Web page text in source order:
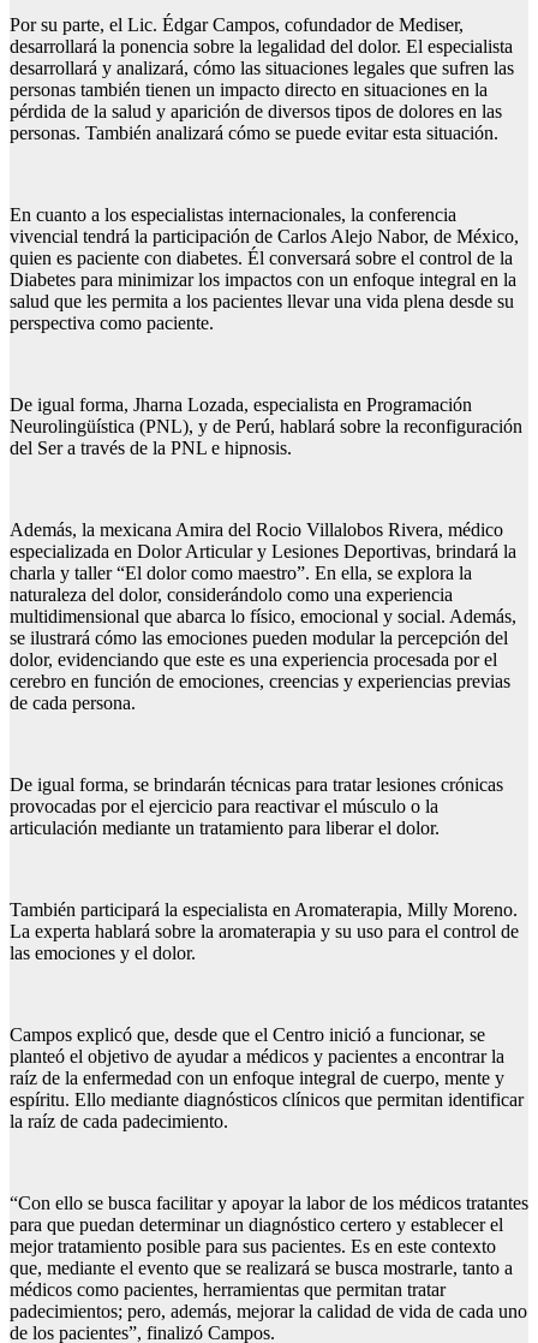
Por su parte, el Lic. Édgar Campos, cofundador de Mediser,
desarrollará la ponencia sobre la legalidad del dolor. El especialista
desarrollará y analizará, cómo las situaciones legales que sufren las
personas también tienen un impacto directo en situaciones en la
pérdida de la salud y aparición de diversos tipos de dolores en las
personas. También analizará cómo se puede evitar esta situación.
En cuanto a los especialistas internacionales, la conferencia
vivencial tendrá la participación de Carlos Alejo Nabor, de México,
quien es paciente con diabetes. Él conversará sobre el control de la
Diabetes para minimizar los impactos con un enfoque integral en la
salud que les permita a los pacientes llevar una vida plena desde su
perspectiva como paciente.
De igual forma, Jharna Lozada, especialista en Programación
Neurolingüística (PNL), y de Perú, hablará sobre la reconfiguración
del Ser a través de la PNL e hipnosis.
Además, la mexicana Amira del Rocio Villalobos Rivera, médico
especializada en Dolor Articular y Lesiones Deportivas, brindará la
charla y taller “El dolor como maestro”. En ella, se explora la
naturaleza del dolor, considerándolo como una experiencia
multidimensional que abarca lo físico, emocional y social. Además,
se ilustrará cómo las emociones pueden modular la percepción del
dolor, evidenciando que este es una experiencia procesada por el
cerebro en función de emociones, creencias y experiencias previas
de cada persona.
De igual forma, se brindarán técnicas para tratar lesiones crónicas
provocadas por el ejercicio para reactivar el músculo o la
articulación mediante un tratamiento para liberar el dolor.
También participará la especialista en Aromaterapia, Milly Moreno.
La experta hablará sobre la aromaterapia y su uso para el control de
las emociones y el dolor.
Campos explicó que, desde que el Centro inició a funcionar, se
planteó el objetivo de ayudar a médicos y pacientes a encontrar la
raíz de la enfermedad con un enfoque integral de cuerpo, mente y
espíritu. Ello mediante diagnósticos clínicos que permitan identificar
la raíz de cada padecimiento.
“Con ello se busca facilitar y apoyar la labor de los médicos tratantes
para que puedan determinar un diagnóstico certero y establecer el
mejor tratamiento posible para sus pacientes. Es en este contexto
que, mediante el evento que se realizará se busca mostrarle, tanto a
médicos como pacientes, herramientas que permitan tratar
padecimientos; pero, además, mejorar la calidad de vida de cada uno
de los pacientes”, finalizó Campos.